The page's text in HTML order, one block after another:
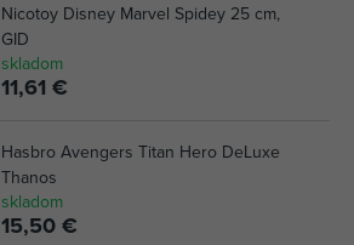
Nicotoy Disney Marvel Spidey 25 cm,
GID
skladom
11,61 €
Hasbro Avengers Titan Hero DeLuxe
Thanos
skladom
15,50 €